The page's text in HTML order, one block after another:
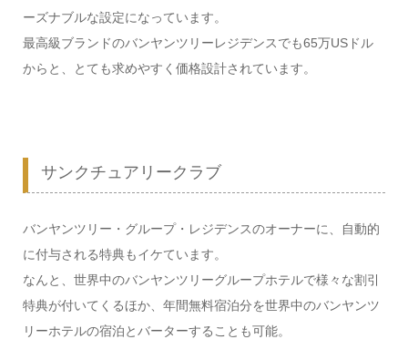
ーズナブルな設定になっています。
最高級ブランドのバンヤンツリーレジデンスでも65万USドル
からと、とても求めやすく価格設計されています。
サンクチュアリークラブ
バンヤンツリー・グループ・レジデンスのオーナーに、自動的
に付与される特典もイケています。
なんと、世界中のバンヤンツリーグループホテルで様々な割引
特典が付いてくるほか、年間無料宿泊分を世界中のバンヤンツ
リーホテルの宿泊とバーターすることも可能。